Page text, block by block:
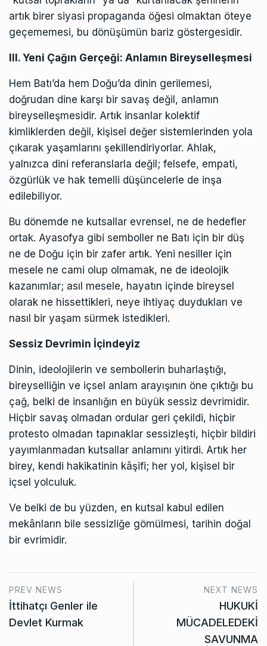
artık birer siyasi propaganda öğesi olmaktan öteye
geçememesi, bu dönüşümün bariz göstergesidir.
III. Yeni Çağın Gerçeği: Anlamın Bireyselleşmesi
Hem Batı’da hem Doğu’da dinin gerilemesi,
doğrudan dine karşı bir savaş değil, anlamın
bireyselleşmesidir. Artık insanlar kolektif
kimliklerden değil, kişisel değer sistemlerinden yola
çıkarak yaşamlarını şekillendiriyorlar. Ahlak,
yalnızca dini referanslarla değil; felsefe, empati,
özgürlük ve hak temelli düşüncelerle de inşa
edilebiliyor.
Bu dönemde ne kutsallar evrensel, ne de hedefler
ortak. Ayasofya gibi semboller ne Batı için bir düş
ne de Doğu için bir zafer artık. Yeni nesiller için
mesele ne cami olup olmamak, ne de ideolojik
kazanımlar; asıl mesele, hayatın içinde bireysel
olarak ne hissettikleri, neye ihtiyaç duydukları ve
nasıl bir yaşam sürmek istedikleri.
Sessiz Devrimin İçindeyiz
Dinin, ideolojilerin ve sembollerin buharlaştığı,
bireyselliğin ve içsel anlam arayışının öne çıktığı bu
çağ, belki de insanlığın en büyük sessiz devrimidir.
Hiçbir savaş olmadan ordular geri çekildi, hiçbir
protesto olmadan tapınaklar sessizleşti, hiçbir bildiri
yayımlanmadan kutsallar anlamını yitirdi. Artık her
birey, kendi hakikatinin kâşifi; her yol, kişisel bir
içsel yolculuk.
Ve belki de bu yüzden, en kutsal kabul edilen
mekânların bile sessizliğe gömülmesi, tarihin doğal
bir evrimidir.
PREV NEWS
İttihatçı Genler ile
Devlet Kurmak
NEXT NEWS
HUKUKİ
MÜCADELEDEKİ
SAVUNMA